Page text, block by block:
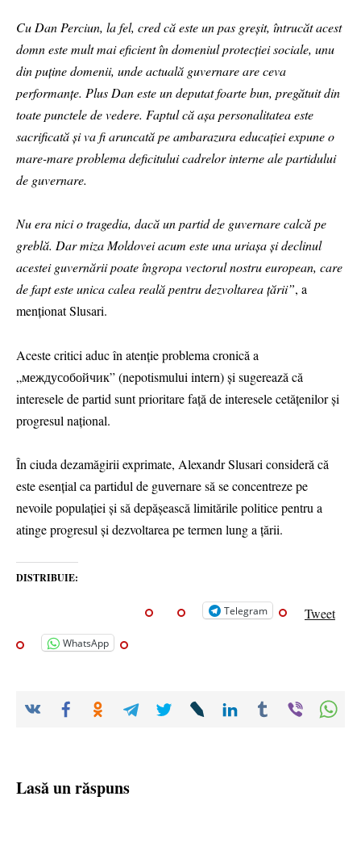
Cu Dan Perciun, la fel, cred că este un pas greșit, întrucăt acest
domn este mult mai eficient în domeniul protecției sociale, unu
din puține domenii, unde actuală guvernare are ceva
performanțe. Plus Dan este un deputat foarte bun, pregătuit din
toate punctele de vedere. Faptul că așa personalitatea este
sacrificată și va fi aruncată pe ambarazura educației expune o
mare-mare problema deficitului cadrelor interne ale partidului
de guvernare.
Nu era nici o tragedia, dacă un partid de guvernare calcă pe
greblă. Dar miza Moldovei acum este una uriașa și declinul
acestei guvernării poate îngropa vectorul nostru european, care
de fapt este unica calea reală pentru dezvoltarea țării”, a
menționat Slusari.
Aceste critici aduc în atenție problema cronică a
„междусобойчик” (nepotismului intern) și sugerează că
interesele de partid sunt prioritare față de interesele cetățenilor și
progresul național.
În ciuda dezamăgirii exprimate, Alexandr Slusari consideră că
este esențial ca partidul de guvernare să se concentreze pe
nevoile populației și să depășească limitările politice pentru a
atinge progresul și dezvoltarea pe termen lung a țării.
DISTRIBUIE:
Telegram Tweet
WhatsApp
Lasă un răspuns